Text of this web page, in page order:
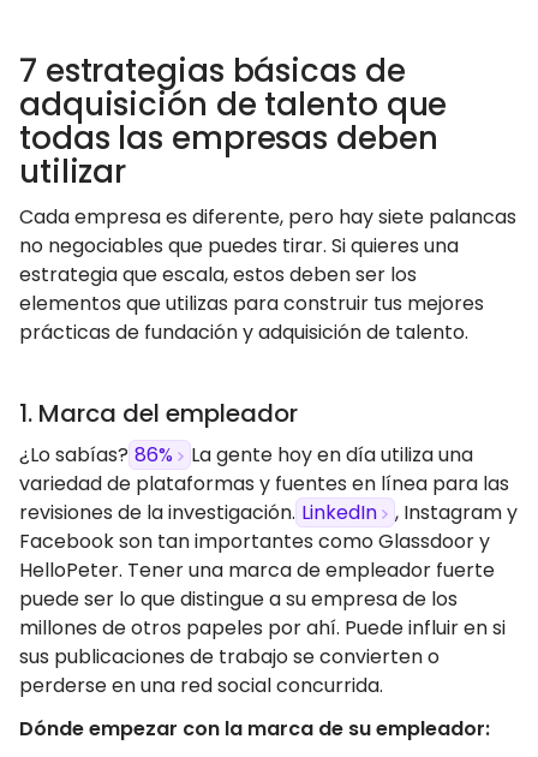
7 estrategias básicas de
adquisición de talento que
todas las empresas deben
utilizar
Cada empresa es diferente, pero hay siete palancas
no negociables que puedes tirar. Si quieres una
estrategia que escala, estos deben ser los
elementos que utilizas para construir tus mejores
prácticas de fundación y adquisición de talento.
1. Marca del empleador
¿Lo sabías? 86%
La gente hoy en día utiliza una
variedad de plataformas y fuentes en línea para las
revisiones de la investigación. LinkedIn
, Instagram y
Facebook son tan importantes como Glassdoor y
HelloPeter. Tener una marca de empleador fuerte
puede ser lo que distingue a su empresa de los
millones de otros papeles por ahí. Puede influir en si
sus publicaciones de trabajo se convierten o
perderse en una red social concurrida.
Dónde empezar con la marca de su empleador: